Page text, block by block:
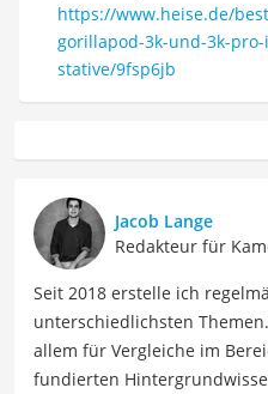
https://www.heise.de/
gorillapod-3k-und-3k-
stative/9fsp6jb
Jacob Lange
Redakteur für
Seit 2018 erstelle ich
unterschiedlichsten
allem für Vergleiche im
fundierten